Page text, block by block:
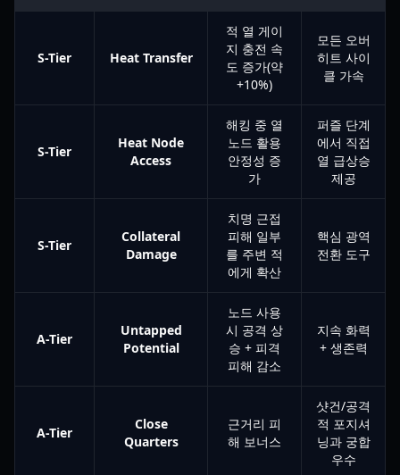
S-Tier Heat Transfer
적 열 게이
지 충전 속
도 증가(약
+10%)
모든 오버
히트 사이
클 가속
S-Tier
Heat Node
Access
해킹 중 열
노드 활용
안정성 증
가
퍼즐 단계
에서 직접
열 급상승
제공
S-Tier
Collateral
Damage
치명 근접
피해 일부
를 주변 적
에게 확산
핵심 광역
전환 도구
A-Tier
Untapped
Potential
노드 사용
시 공격 상
승 + 피격
피해 감소
지속 화력
+ 생존력
A-Tier
Close
Quarters
근거리 피
해 보너스
샷건/공격
적 포지셔
닝과 궁합
우수